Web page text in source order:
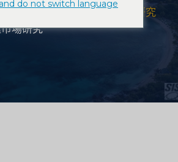
加勒比海地區的市場研究
場研究
do not switch language